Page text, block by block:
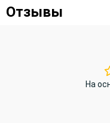
Отзывы
На